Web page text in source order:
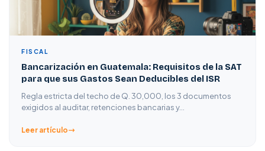
FISCAL
Bancarización en Guatemala: Requisitos de la SAT
para que sus Gastos Sean Deducibles del ISR
Regla estricta del techo de Q. 30,000, los 3 documentos
exigidos al auditar, retenciones bancarias y…
Leer artículo